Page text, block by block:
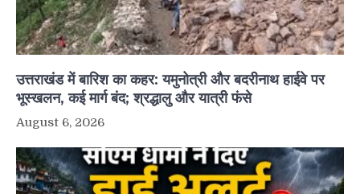
उत्तराखंड में बारिश का कहर: यमुनोत्री और बदरीनाथ हाईवे पर
भूस्खलन, कई मार्ग बंद; श्रद्धालु और यात्री फंसे
August 6, 2026